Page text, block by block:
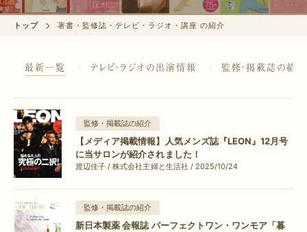
トップ 著書・監修誌・テレビ・ラジオ・講座 の紹介
最新一覧 テレビ・ラジオの出演情報 監修・掲載誌の紹介
監修・掲載誌の紹介
【メディア掲載情報】人気メンズ誌『LEON』12月号
に当サロンが紹介されました！
渡辺佳子 / 株式会社主婦と生活社 / 2025/10/24
監修・掲載誌の紹介
新日本製薬 会報誌 パーフェクトワン・ワンモア「暮